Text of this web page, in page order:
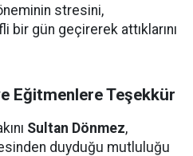
stresini,
gün geçirerek attıklarını
Eğitmenlere Teşekkür
Sultan Dönmez,
duyduğu mutluluğu